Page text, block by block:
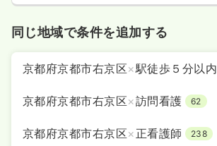
同じ地域で条件を追加する
京都府京都市右京区×駅徒歩５分以内
京都府京都市右京区×訪問看護 62
京都府京都市右京区× 正看護師 238